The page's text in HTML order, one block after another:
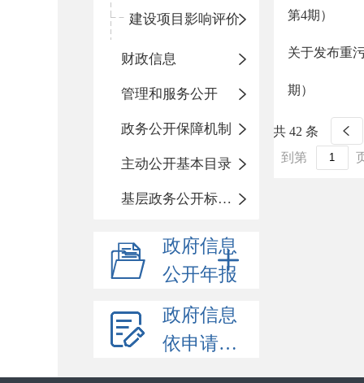
建设项目影响评价
财政信息
管理和服务公开
政务公开保障机制
主动公开基本目录
基层政务公开标准化目录
政府信息
公开年报
政府信息
依申请公开
第4期）
关于发布重
期）
共 42 条
到第